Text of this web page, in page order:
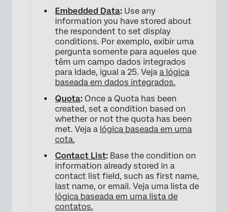
×
Embedded Data: Use any
information you have stored about
the respondent to set display
conditions. Por exemplo, exibir uma
pergunta somente para aqueles que
têm um campo dados integrados
para Idade, igual a 25. Veja a lógica
baseada em dados integrados.
Quota: Once a Quota has been
created, set a condition based on
whether or not the quota has been
met. Veja a lógica baseada em uma
cota.
Contact List: Base the condition on
information already stored in a
contact list field, such as first name,
last name, or email. Veja uma lista de
lógica baseada em uma lista de
contatos.